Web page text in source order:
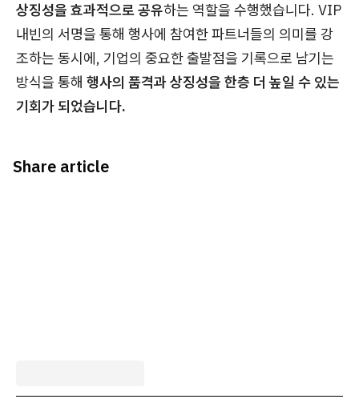
상징성을 효과적으로 공유하는 역할을 수행했습니다. VIP
내빈의 서명을 통해 행사에 참여한 파트너들의 의미를 강
조하는 동시에, 기업의 중요한 출발점을 기록으로 남기는
방식을 통해 행사의 품격과 상징성을 한층 더 높일 수 있는
기회가 되었습니다.
Share article